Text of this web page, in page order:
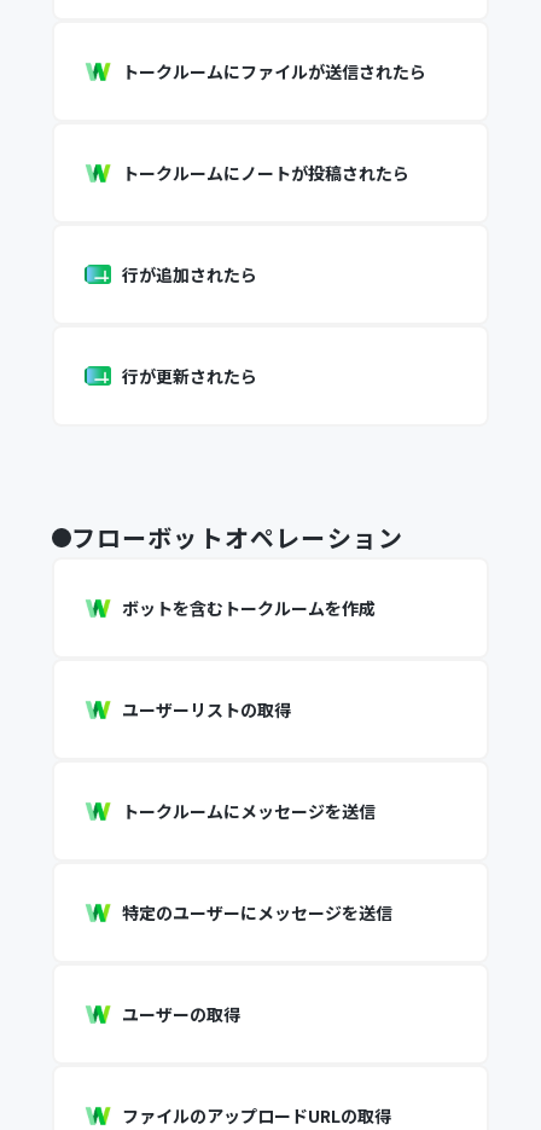
トークルームにファイルが送信されたら
トークルームにノートが投稿されたら
行が追加されたら
行が更新されたら
フローボットオペレーション
ボットを含むトークルームを作成
ユーザーリストの取得
トークルームにメッセージを送信
特定のユーザーにメッセージを送信
ユーザーの取得
ファイルのアップロードURLの取得